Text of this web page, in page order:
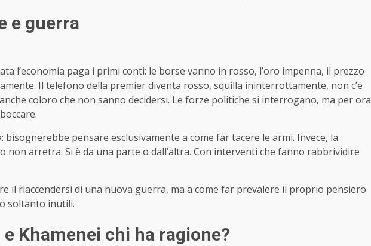
e guerra
l’economia paga i primi conti: le borse vanno in rosso, l’oro impenna, il prezzo
Il telefono della premier diventa rosso, squilla ininterrottamente, non c’è
coloro che non sanno decidersi. Le forze politiche si interrogano, ma per ora
bisognerebbe pensare esclusivamente a come far tacere le armi. Invece, la
non arretra. Si è da una parte o dall’altra. Con interventi che fanno rabbrividire
il riaccendersi di una nuova guerra, ma a come far prevalere il proprio pensiero
soltanto inutili.
Khamenei chi ha ragione?